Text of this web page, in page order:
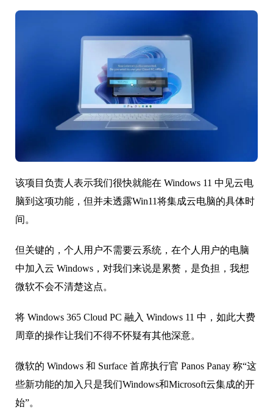
该项目负责人表示我们很快就能在 Windows 11 中见云电
脑到这项功能，但并未透露Win11将集成云电脑的具体时
间。
但关键的，个人用户不需要云系统，在个人用户的电脑
中加入云 Windows，对我们来说是累赘，是负担，我想
微软不会不清楚这点。
将 Windows 365 Cloud PC 融入 Windows 11 中，如此大费
周章的操作让我们不得不怀疑有其他深意。
微软的 Windows 和 Surface 首席执行官 Panos Panay 称“这
些新功能的加入只是我们Windows和Microsoft云集成的开
始”。